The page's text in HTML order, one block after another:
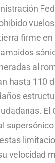
firme en
al
hasta 110
El
velocidad